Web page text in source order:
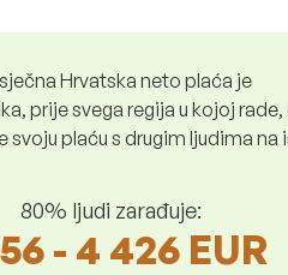
Hrvatska neto plaća je
prije svega regija u kojoj
plaću s drugim ljudima
80% ljudi zarađuje:
- 4 426 EUR